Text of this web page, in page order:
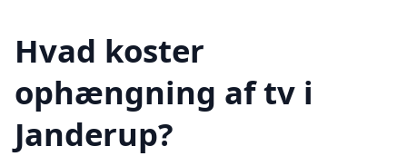
Hvad koster
ophængning af tv i
Janderup?